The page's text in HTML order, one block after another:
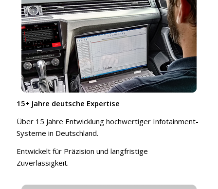
15+ Jahre deutsche Expertise
Über 15 Jahre Entwicklung hochwertiger Infotainment-
Systeme in Deutschland.
Entwickelt für Präzision und langfristige
Zuverlässigkeit.